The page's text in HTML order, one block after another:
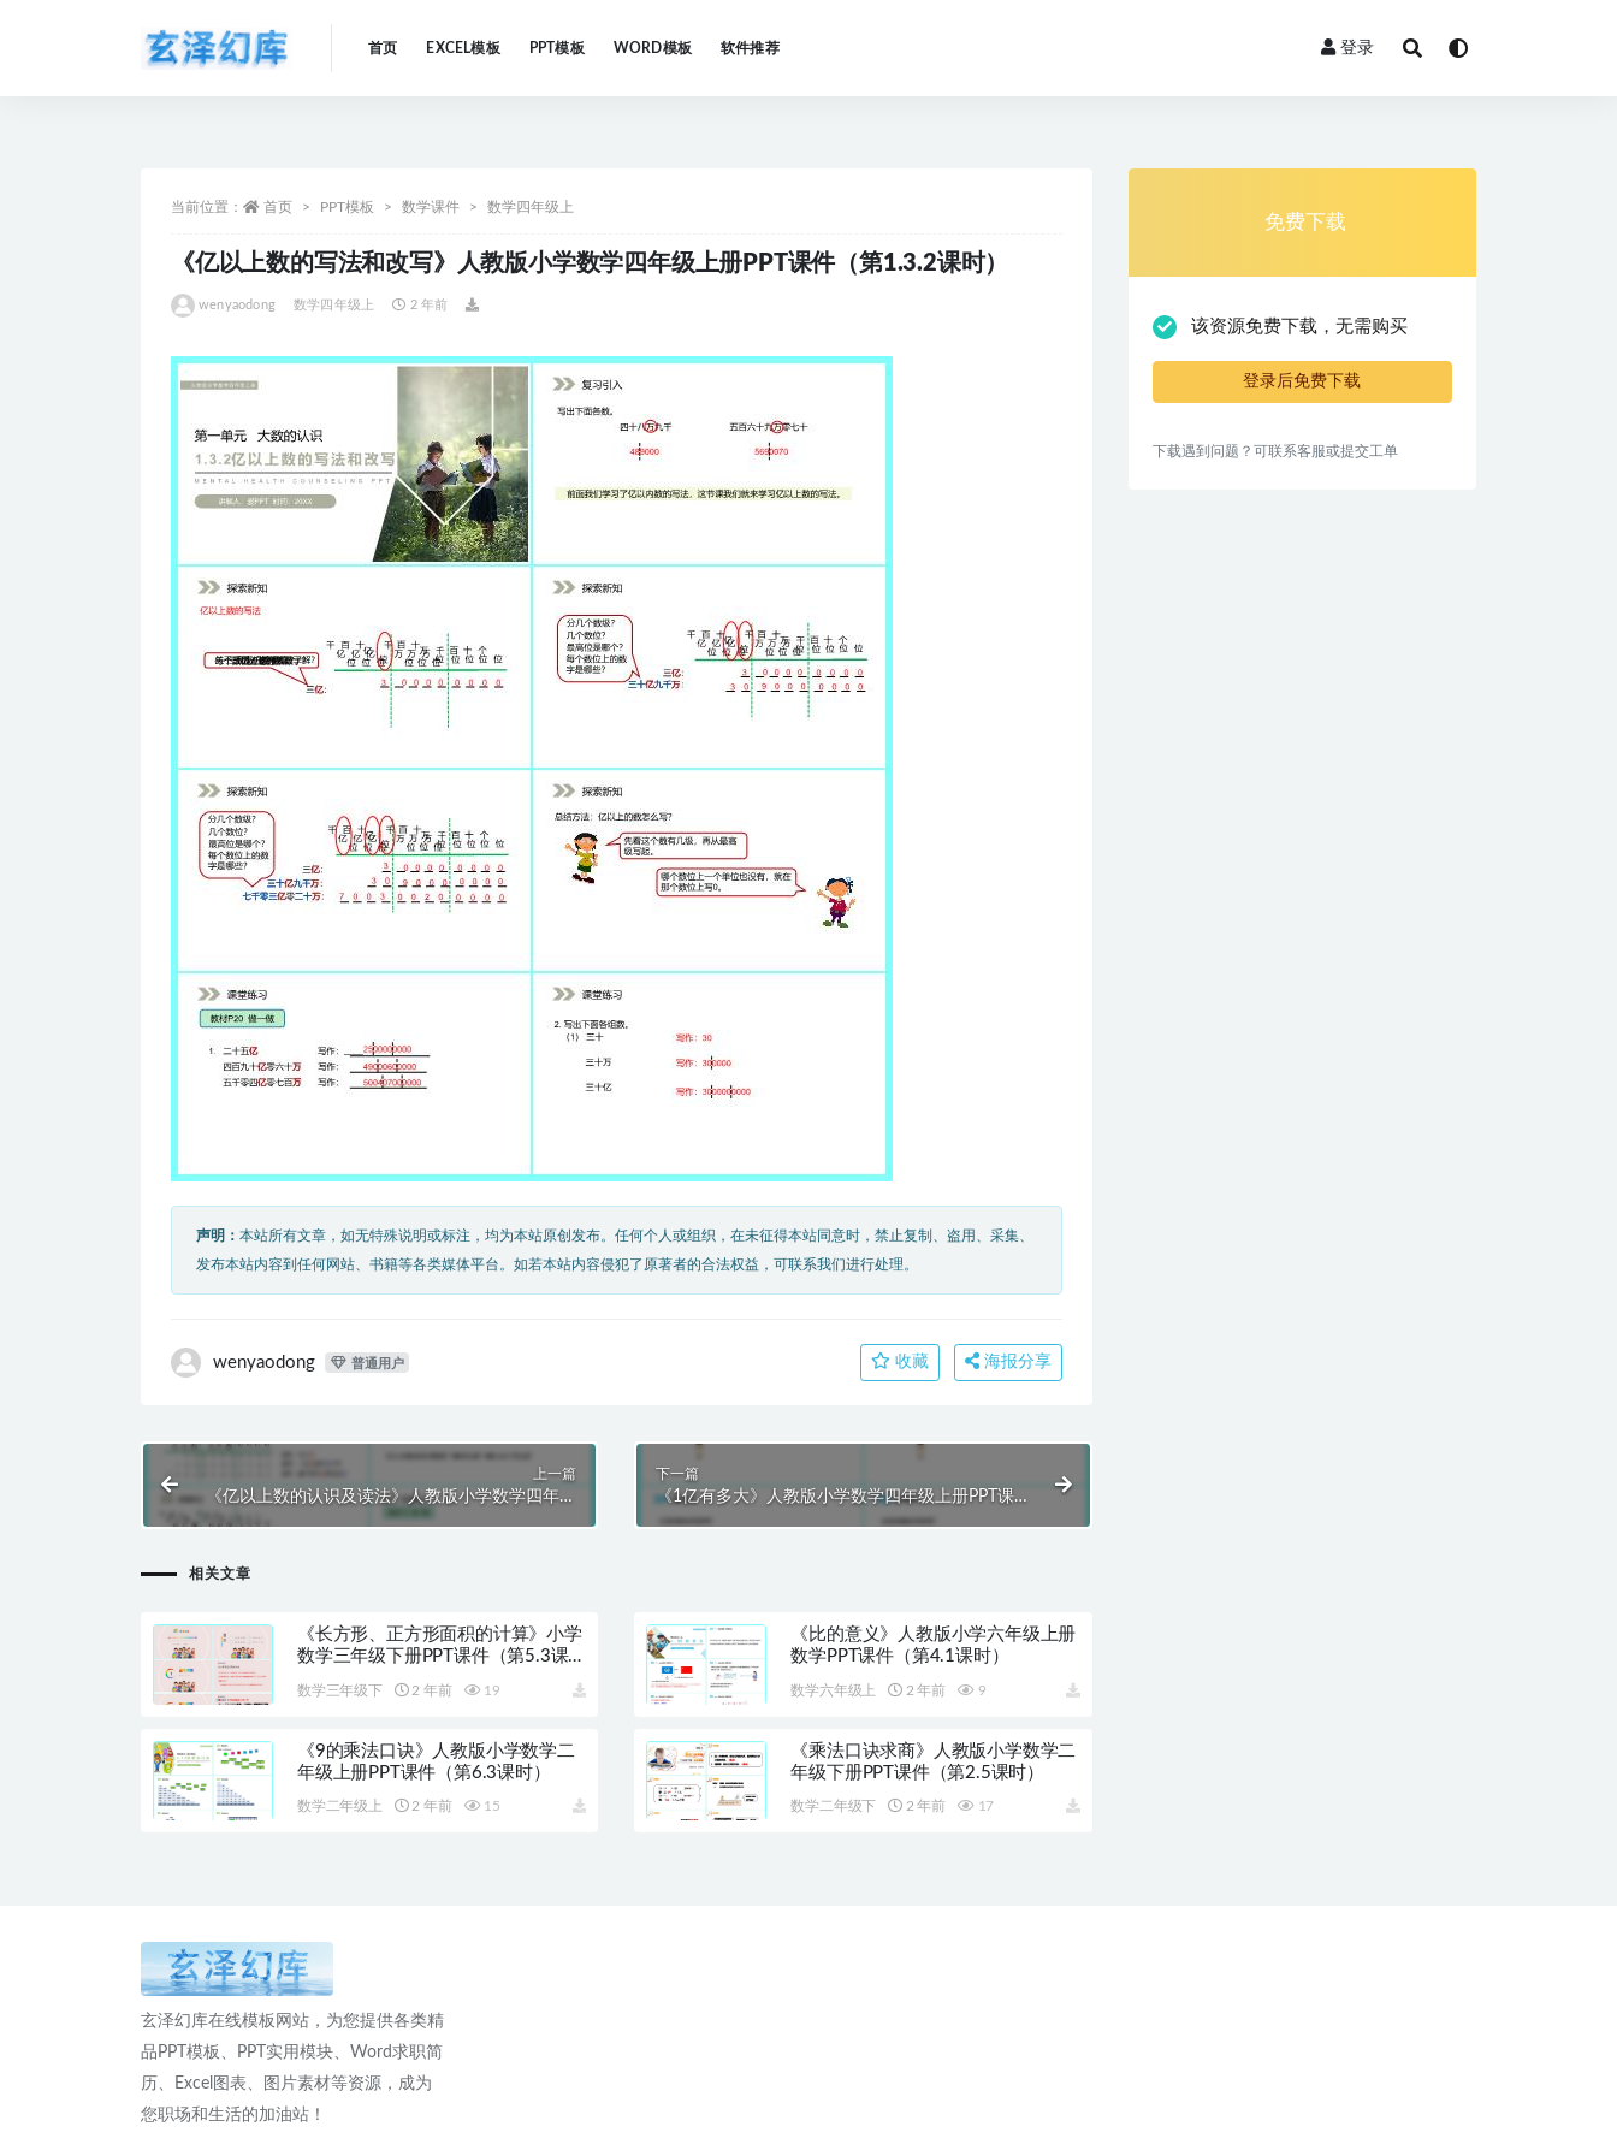
首页 EXCEL模板 PPT模板 WORD模板 软件推荐 登录
当前位置： 首页 PPT模板 数学课件 数学四年级上
《亿以上数的写法和改写》人教版小学数学四年级上册PPT课件（第1.3.2课时）
wenyaodong 数学四年级上 2 年前
声明： 本站所有文章，如无特殊说明或标注，均为本站原创发布。任何个人或组织，在未征得本站同意时，禁止复制、盗用、采集、
发布本站内容到任何网站、书籍等各类媒体平台。如若本站内容侵犯了原著者的合法权益，可联系我们进行处理。
wenyaodong 普通用户 收藏 海报分享
上一篇
《亿以上数的认识及读法》人教版小学数学四年级
上册PPT课件（第1.3.1课时）
下一篇
《1亿有多大》人教版小学数学四年级上册PPT课件
（第1.7课时）
相关文章
《长方形、正方形面积的计算》小学
数学三年级下册PPT课件（第5.3课
数学三年级下 2 年前 19
《比的意义》人教版小学六年级上册
数学PPT课件（第4.1课时）
数学六年级上 2 年前 9
《9的乘法口诀》人教版小学数学二
年级上册PPT课件（第6.3课时）
数学二年级上 2 年前 15
《乘法口诀求商》人教版小学数学二
年级下册PPT课件（第2.5课时）
数学二年级下 2 年前 17
免费下载
该资源免费下载，无需购买
登录后免费下载
下载遇到问题？可联系客服或提交工单
玄泽幻库在线模板网站，为您提供各类精
品PPT模板、PPT实用模块、Word求职简
历、Excel图表、图片素材等资源，成为
您职场和生活的加油站！